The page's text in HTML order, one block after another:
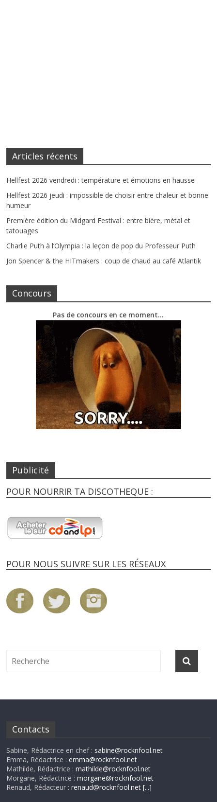
Articles récents
Hellfest 2026 vendredi : température et émotions en hausse
Hellfest 2026 jeudi : impossible de choisir entre chaleur et bonne
humeur
Première édition du Midgard Festival : entre bière, métal et
tatouages
Charlie Puth à l’Olympia : la leçon de pop du Professeur Puth
Jon Spencer & the HITmakers : coup de chaud au café Atlantik
Concours
Pas de concours en ce moment…
Publicité
POUR NOURRIR TA DISCOTHEQUE :
POUR NOUS SUIVRE SUR LES RÉSEAUX
Contacts
Sabine, Rédactrice en chef : sabine@rocknfool.net
Emma, Rédactrice :emma@rocknfool.net
Mathilde, Rédactrice :mathilde@rocknfool.net
Morgane, Rédactrice :morgane@rocknfool.net
Renaud, Rédacteur :renaud@rocknfool.net [...]